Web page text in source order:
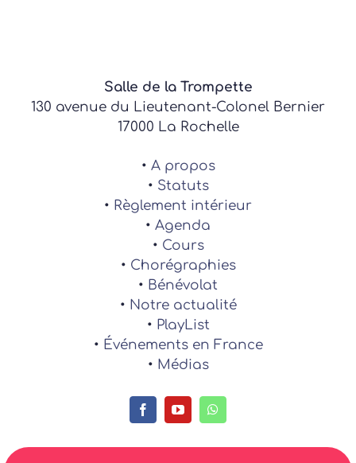
Salle de la Trompette
130 avenue du Lieutenant-Colonel Bernier
17000 La Rochelle
• A propos
• Statuts
• Règlement intérieur
• Agenda
• Cours
• Chorégraphies
• Bénévolat
• Notre actualité
• PlayList
• Événements en France
• Médias